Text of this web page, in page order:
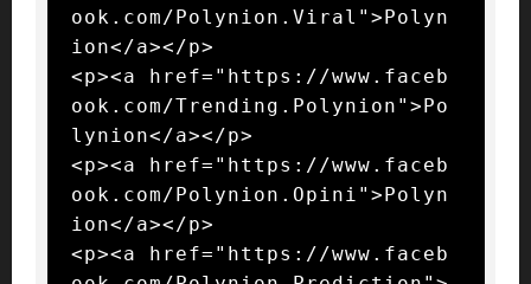
ook.com/Polynion.Viral">Polyn
ion</a></p>
<p><a href="https://www.faceb
ook.com/Trending.Polynion">Po
lynion</a></p>
<p><a href="https://www.faceb
ook.com/Polynion.Opini">Polyn
ion</a></p>
<p><a href="https://www.faceb